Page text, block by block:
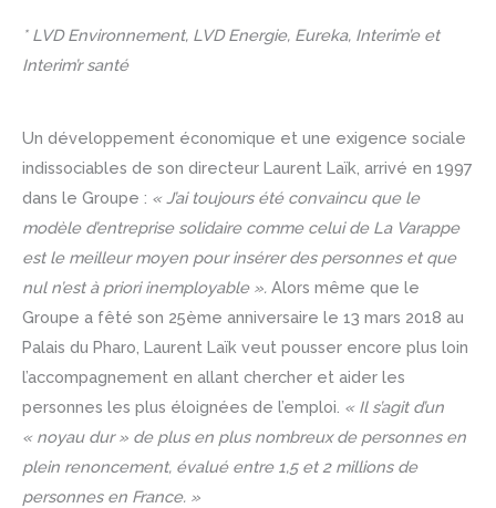
* LVD Environnement, LVD Energie, Eureka, Interim’e et
Interim’r santé
Un développement économique et une exigence sociale
indissociables de son directeur Laurent Laïk, arrivé en 1997
dans le Groupe : « J’ai toujours été convaincu que le
modèle d’entreprise solidaire comme celui de La Varappe
est le meilleur moyen pour insérer des personnes et que
nul n’est à priori inemployable ». Alors même que le
Groupe a fêté son 25ème anniversaire le 13 mars 2018 au
Palais du Pharo, Laurent Laïk veut pousser encore plus loin
l’accompagnement en allant chercher et aider les
personnes les plus éloignées de l’emploi. « Il s’agit d’un
« noyau dur » de plus en plus nombreux de personnes en
plein renoncement, évalué entre 1,5 et 2 millions de
personnes en France. »